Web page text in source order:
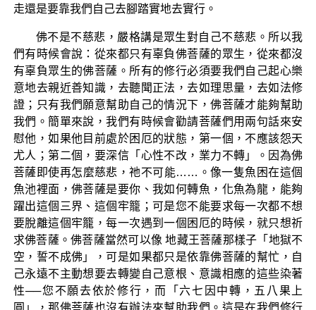
走還是要靠我們自己去腳踏實地去實行。
佛不是不慈悲，嚴格講是眾生對自己不慈悲。所以我
們有時候會說：從來都只有辜負佛菩薩的眾生，從來都沒
有辜負眾生的佛菩薩。所有的修行必須要我們自己起心樂
意地去親近善知識，去聽聞正法，去如理思量，去如法修
證；只有我們願意幫助自己的情況下，佛菩薩才能夠幫助
我們。簡單來說，我們有時候會勸請菩薩們用兩句話來安
慰他，如果他目前處於困厄的狀態，第一個，不應該怨天
尤人；第二個，要深信「心性不改，業力不轉」。因為佛
菩薩即使再怎麼慈悲，祂不可能……。像一隻魚困在這個
魚池裡面，佛菩薩是要你、我如何轉魚，化魚為龍，能夠
躍出這個三界、這個牢籠；可是您不能要求每一次都不想
要脫離這個牢籠，每一次遇到一個困厄的時候，就只想祈
求佛菩薩。佛菩薩當然可以像 地藏王菩薩那樣子「地獄不
空，誓不成佛」，可是如果都只是依靠佛菩薩的幫忙，自
己永遠不主動想要去轉變自己意根、意識相應的這些染著
性──您不願去依於修行，而「六七因中轉，五八果上
圓」，那佛菩薩也沒有辦法來幫助我們。這是在我們修行